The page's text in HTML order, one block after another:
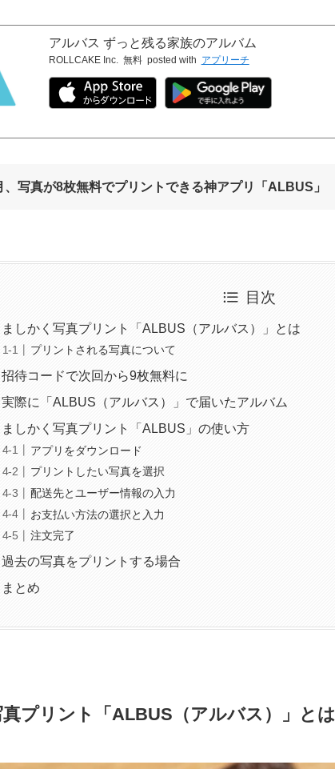
アルバス ずっと残る家族のアルバム
ROLLCAKE Inc. 無料 posted with アプリーチ
、写真が8枚無料でプリントできる神アプリ「ALBUS」
目次
ましかく写真プリント「ALBUS（アルバス）」とは
プリントされる写真について
招待コードで次回から9枚無料に
実際に「ALBUS（アルバス）」で届いたアルバム
ましかく写真プリント「ALBUS」の使い方
アプリをダウンロード
プリントしたい写真を選択
配送先とユーザー情報の入力
お支払い方法の選択と入力
注文完了
過去の写真をプリントする場合
まとめ
プリント「ALBUS（アルバス）」とは